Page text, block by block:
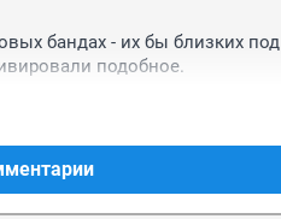
бандах - их бы близких под
подобное.